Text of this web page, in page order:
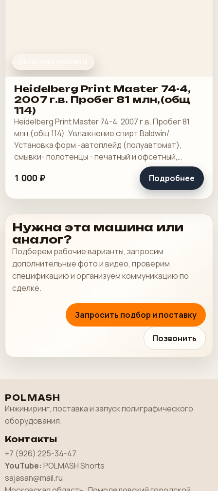
Heidelberg Print Master 74-4,
2007 г.в. Пробег 81 млн,(общ
114)
Heidelberg Print Master 74-4, 2007 г.в. Пробег 81
млн,(общ 114). Увлажнение спирт Baldwin/
Установка форм -автоплейд (полуавтомат),
смывки- полотенцы - печатный и офсетный,
выносной пульт ClassicCenter -PM74 - краски и.
1 000 ₽ Подробнее
Нужна эта машина или
аналог?
Подберем рабочие варианты, запросим
дополнительные фото и видео, проверим
спецификацию и организуем коммуникацию по
сделке.
Запросить подбор и поставку
Позвонить
POLMASH
Инжиниринг, поставка и запуск полиграфического
оборудования.
Контакты
+7 (926) 225-34-47
YouTube: POLMASH Shorts
sajasan@mail.ru